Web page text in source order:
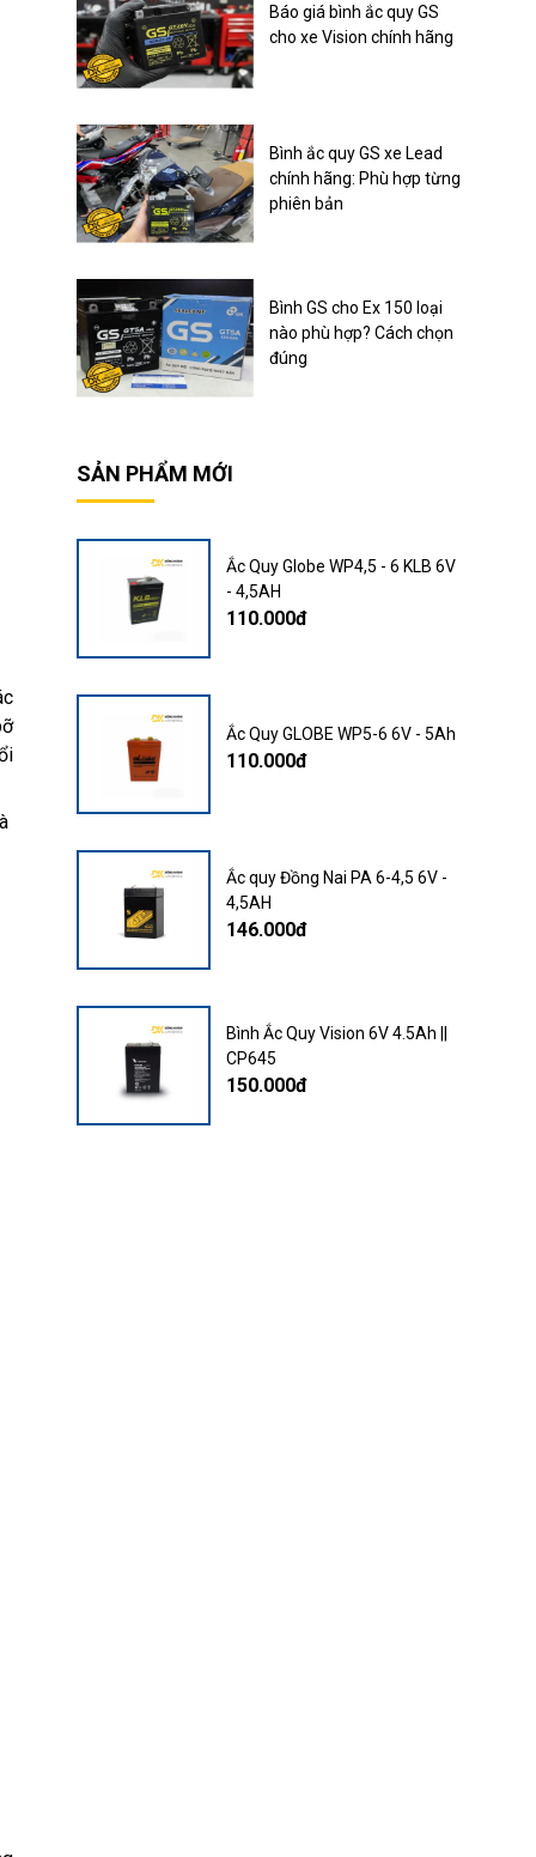
Báo giá bình ắc quy GS
cho xe Vision chính hãng
Bình ắc quy GS xe Lead
chính hãng: Phù hợp từng
phiên bản
Bình GS cho Ex 150 loại
nào phù hợp? Cách chọn
đúng
SẢN PHẨM MỚI
Ắc Quy Globe WP4,5 - 6 KLB 6V
- 4,5AH
110.000đ
Ắc Quy GLOBE WP5-6 6V - 5Ah
110.000đ
Ắc quy Đồng Nai PA 6-4,5 6V -
4,5AH
146.000đ
Bình Ắc Quy Vision 6V 4.5Ah ||
CP645
150.000đ